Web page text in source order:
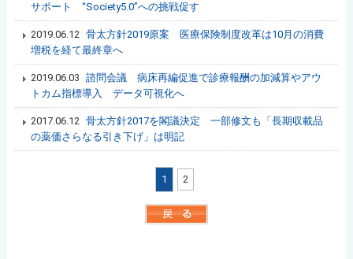
サポート “Society5.0”への挑戦促す
2019.06.12 骨太方針2019原案 医療保険制度改革は10月の消費
増税を経て最終章へ
2019.06.03 諮問会議 病床再編促進で診療報酬の加減算やアウ
トカム指標導入 データ可視化へ
2017.06.12 骨太方針2017を閣議決定 一部修文も「長期収載品
の薬価さらなる引き下げ」は明記
1 2